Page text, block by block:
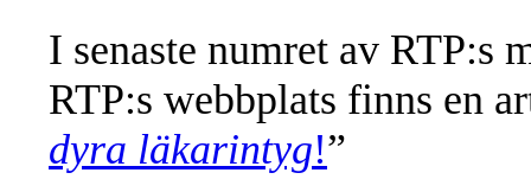
I senaste numret av RTP:s
RTP:s webbplats finns en
dyra läkarintyg!”